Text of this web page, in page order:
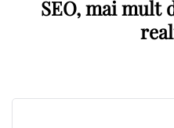
SEO, mai mult